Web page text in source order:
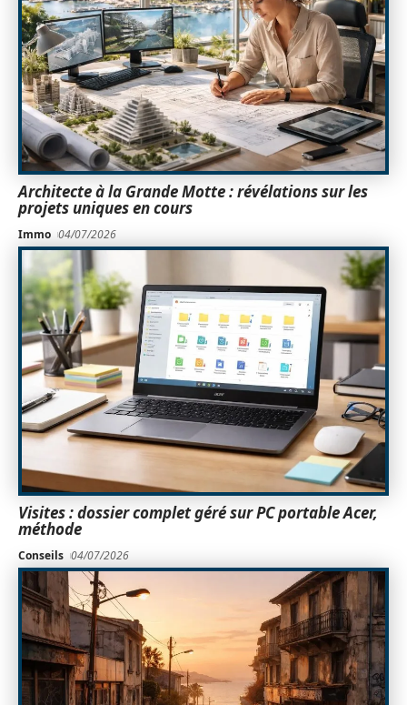
Architecte à la Grande Motte : révélations sur les
projets uniques en cours
Immo 04/07/2026
Visites : dossier complet géré sur PC portable Acer,
méthode
Conseils 04/07/2026